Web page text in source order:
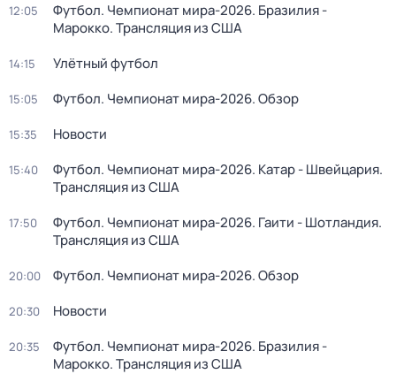
12:05
Футбол. Чемпионат мира-2026. Бразилия -
Марокко. Трансляция из США
14:15 Улётный футбол
15:05 Футбол. Чемпионат мира-2026. Обзор
15:35 Новости
15:40
Футбол. Чемпионат мира-2026. Катар - Швейцария.
Трансляция из США
17:50
Футбол. Чемпионат мира-2026. Гаити - Шотландия.
Трансляция из США
20:00 Футбол. Чемпионат мира-2026. Обзор
20:30 Новости
20:35
Футбол. Чемпионат мира-2026. Бразилия -
Марокко. Трансляция из США